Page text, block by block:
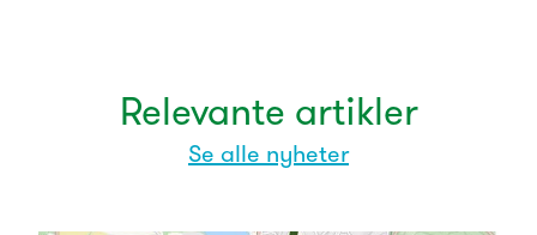
Relevante artikler
Se alle nyheter